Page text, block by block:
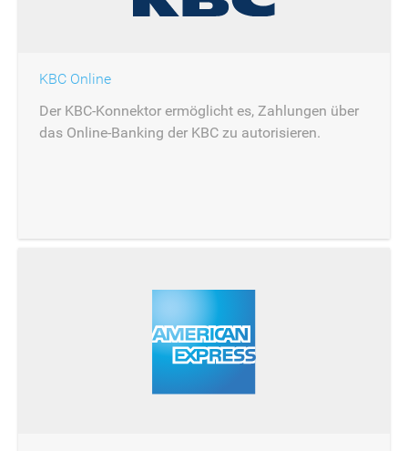
KBC Online
Der KBC-Konnektor ermöglicht es, Zahlungen über
das Online-Banking der KBC zu autorisieren.